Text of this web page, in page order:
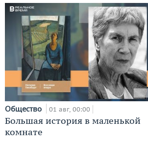
Общество 01 авг, 00:00
Большая история в маленькой
комнате